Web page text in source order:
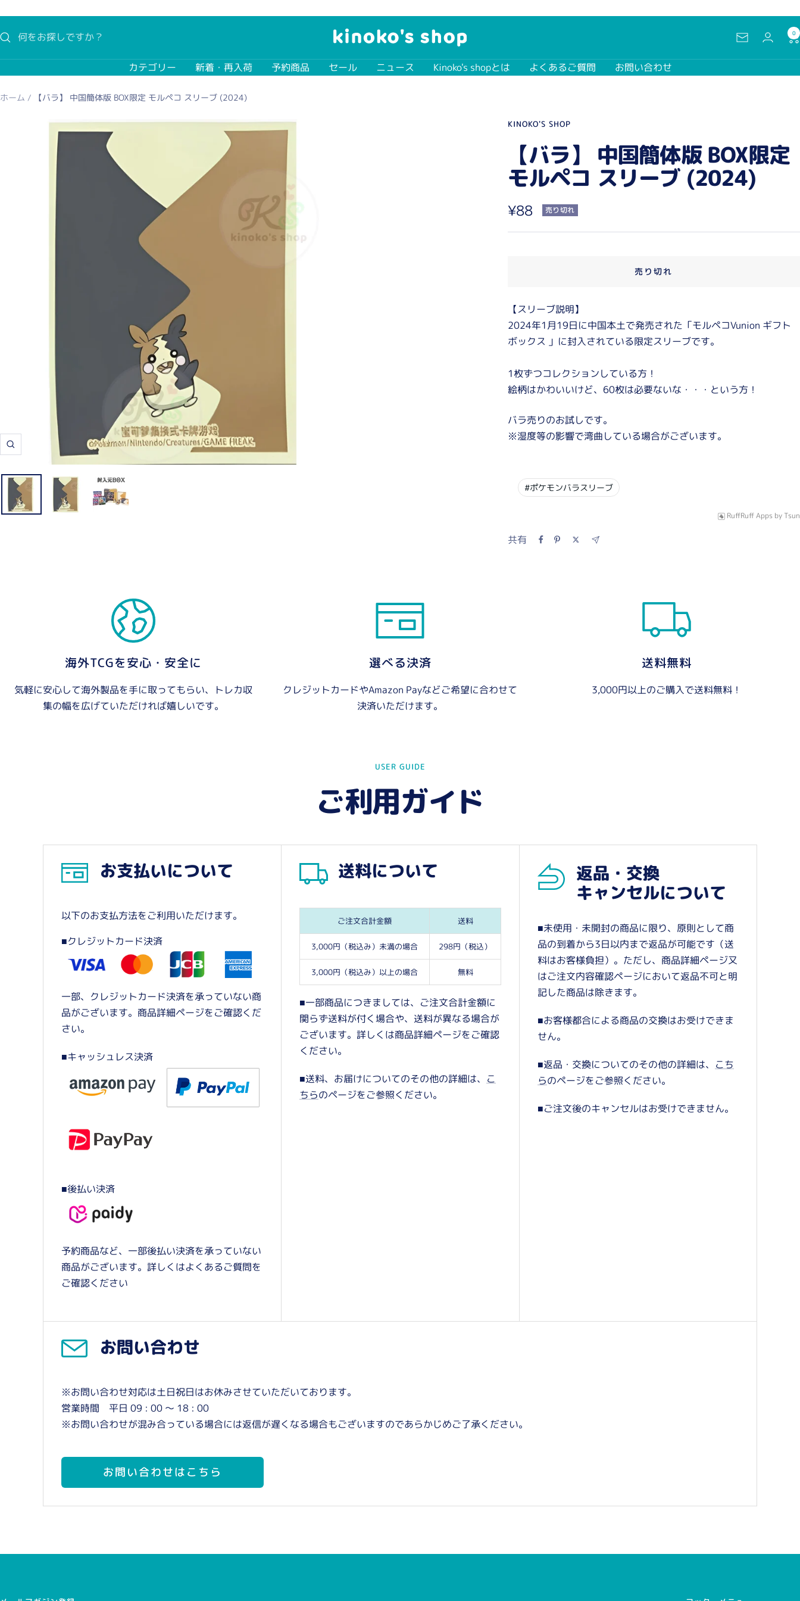
テ
ス
kinoko's
ニ
ュ
0
カテゴリー 新着・再入荷 予約商品 セール ニュース Kinoko's shopとは よくあるご質問 お問い合わせ
ホーム 【バラ】 中国簡体版 BOX限定 モルペコ スリーブ (2024)
ズ
ム
イ
ン
KINOKO'S SHOP
【バラ】 中国簡体版 BOX限定
モルペコ スリーブ (2024)
セ
ー
格
¥88 売り切れ
売り切れ
【スリーブ説明】
2024年1月19日に中国本土で発売された「モルペコVunion ギフト
ボックス 」に封入されている限定スリーブです。
1枚ずつコレクションしている方！
絵柄はかわいいけど、60枚は必要ないな・・・という方！
バラ売りのお試しです。
※湿度等の影響で湾曲している場合がございます。
#ポケモンバラスリーブ
RuffRuff Apps by Tsun
共有
海外TCGを安心・安全に
気軽に安心して海外製品を手に取ってもらい、トレカ収
集の幅を広げていただければ嬉しいです。
選べる決済
クレジットカードやAmazon Payなどご希望に合わせて
決済いただけます。
送料無料
3,000円以上のご購入で送料無料！
USER GUIDE
ご利用ガイド
お支払いについて
以下のお支払方法をご利用いただけます。
■クレジットカード決済
一部、クレジットカード決済を承っていない商
品がございます。商品詳細ページをご確認くだ
さい。
■キャッシュレス決済
■後払い決済
予約商品など、一部後払い決済を承っていない
商品がございます。詳しくはよくあるご質問を
ご確認ください
送料について
ご注文合計金額 送料
3,000円（税込み）未満の場合 298円（税込）
3,000円（税込み）以上の場合 無料
■一部商品につきましては、ご注文合計金額に
関らず送料が付く場合や、送料が異なる場合が
ございます。詳しくは商品詳細ページをご確認
ください。
■送料、お届けについてのその他の詳細は、 こ
ちらのページをご参照ください。
返品・交換
キャンセルについて
■未使用・未開封の商品に限り、原則として商
品の到着から3日以内まで返品が可能です（送
料はお客様負担）。ただし、商品詳細ページ又
はご注文内容確認ページにおいて返品不可と明
記した商品は除きます。
■お客様都合による商品の交換はお受けできま
せん。
■返品・交換についてのその他の詳細は、 こち
らのページをご参照ください。
■ご注文後のキャンセルはお受けできません。
お問い合わせ
※お問い合わせ対応は土日祝日はお休みさせていただいております。
営業時間 平日 09 : 00 〜 18 : 00
※お問い合わせが混み合っている場合には返信が遅くなる場合もございますのであらかじめご了承ください。
お問い合わせはこちら